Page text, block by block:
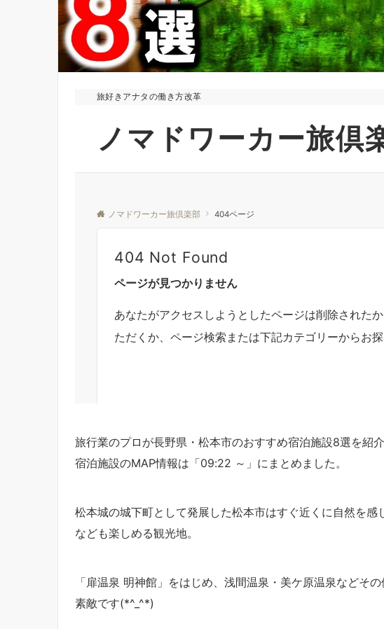
旅行業のプロが長野県・松本市のおすすめ宿泊施設8選を紹介
宿泊施設のMAP情報は「09:22 ～」にまとめました。
松本城の城下町として発展した松本市はすぐ近くに自然を
なども楽しめる観光地。
「扉温泉 明神館」をはじめ、浅間温泉・美ケ原温泉などそ
素敵です(*^_^*)